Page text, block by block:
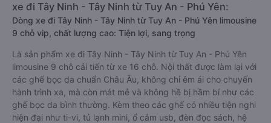
xe đi Tây Ninh - Tây Ninh từ Tuy An - Phú Yên:
Dòng xe đi Tây Ninh - Tây Ninh từ Tuy An - Phú Yên limousine
9 chỗ vip, chất lượng cao: Tiện lợi, sang trọng
Là sản phẩm xe đi Tây Ninh - Tây Ninh từ Tuy An - Phú Yên
limousine 9 chỗ cải tiến từ xe 16 chỗ. Nội thất được làm lại với
các ghế bọc da chuẩn Châu Âu, không chỉ êm ái cho chuyến
hành trình xa, mà còn mát mẻ và không hề bị hầm bí như các
ghế bọc da bình thường. Kèm theo các ghế có nhiều tiện nghi
hiện đại như ti-vi, tủ lạnh mini, ổ cắm usb, đèn đọc sách, hệ